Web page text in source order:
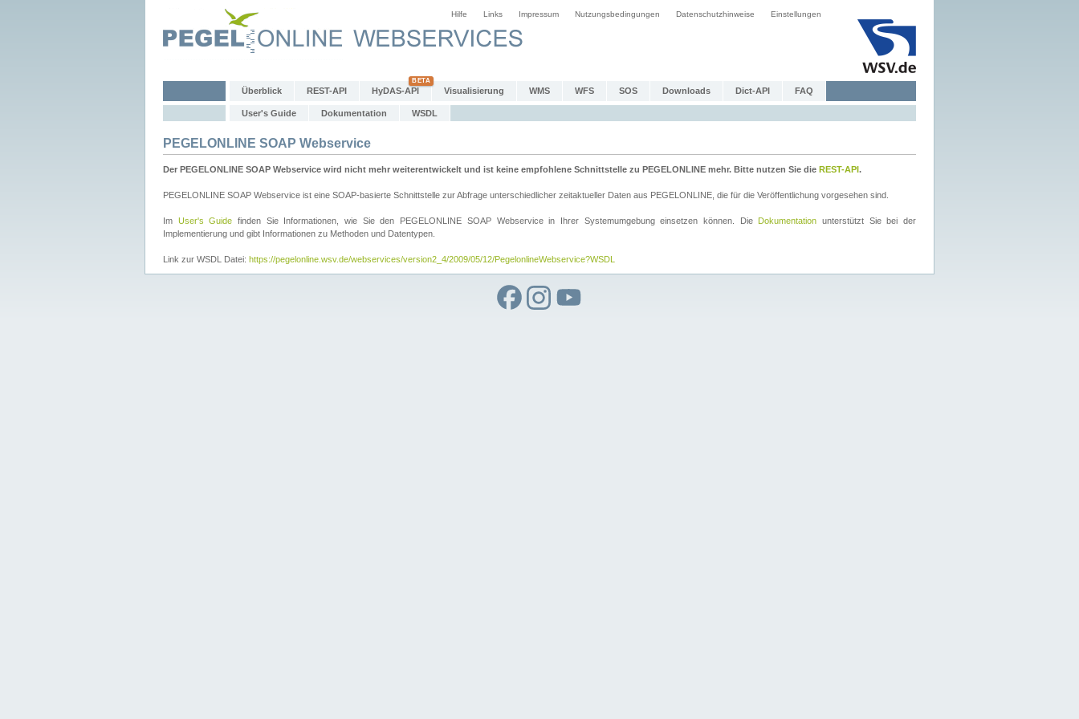
Hilfe Links Impressum Nutzungsbedingungen Datenschutzhinweise Einstellungen
Überblick REST-API HyDAS-API Visualisierung WMS WFS SOS Downloads Dict-API FAQ
User's Guide Dokumentation WSDL
PEGELONLINE SOAP Webservice
Der PEGELONLINE SOAP Webservice wird nicht mehr weiterentwickelt und ist keine empfohlene Schnittstelle zu PEGELONLINE mehr. Bitte nutzen Sie die REST-API.
PEGELONLINE SOAP Webservice ist eine SOAP-basierte Schnittstelle zur Abfrage unterschiedlicher zeitaktueller Daten aus PEGELONLINE, die für die Veröffentlichung vorgesehen sind.
Im User's Guide finden Sie Informationen, wie Sie den PEGELONLINE SOAP Webservice in Ihrer Systemumgebung einsetzen können. Die Dokumentation unterstützt Sie bei der
Implementierung und gibt Informationen zu Methoden und Datentypen.
Link zur WSDL Datei: https://pegelonline.wsv.de/webservices/version2_4/2009/05/12/PegelonlineWebservice?WSDL